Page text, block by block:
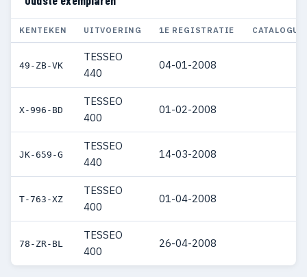
KENTEKEN UITVOERING 1E REGISTRATIE
49-ZB-VK
TESSEO
440
04-01-2008
X-996-BD
TESSEO
400
01-02-2008
JK-659-G
TESSEO
440
14-03-2008
T-763-XZ
TESSEO
400
01-04-2008
78-ZR-BL
TESSEO
400
26-04-2008